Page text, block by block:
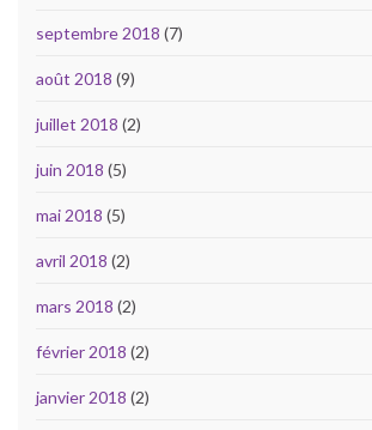
septembre 2018 (7)
août 2018 (9)
juillet 2018 (2)
juin 2018 (5)
mai 2018 (5)
avril 2018 (2)
mars 2018 (2)
février 2018 (2)
janvier 2018 (2)